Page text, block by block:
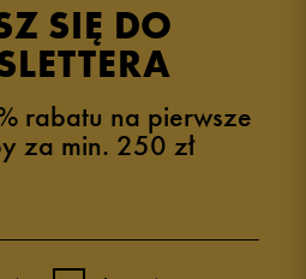
SIĘ DO
rabatu na pierwsze
za min. 250 zł